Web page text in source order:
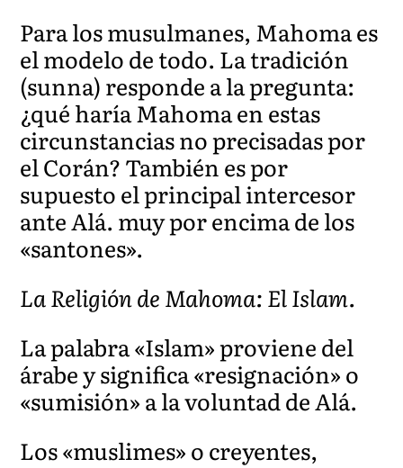
Para los musulmanes, Mahoma es
el modelo de todo. La tradición
(sunna) responde a la pregunta:
¿qué haría Mahoma en estas
circunstancias no precisadas por
el Corán? También es por
supuesto el principal intercesor
ante Alá. muy por encima de los
«santones».
La Religión de Mahoma: El Islam.
La palabra «Islam» proviene del
árabe y significa «resignación» o
«sumisión» a la voluntad de Alá.
Los «muslimes» o creyentes,